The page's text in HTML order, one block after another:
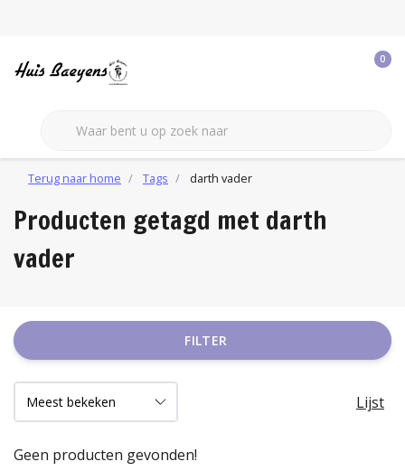
0
Terug naar home Tags darth vader
Producten getagd met darth
vader
FILTER
Lijst
Geen producten gevonden!